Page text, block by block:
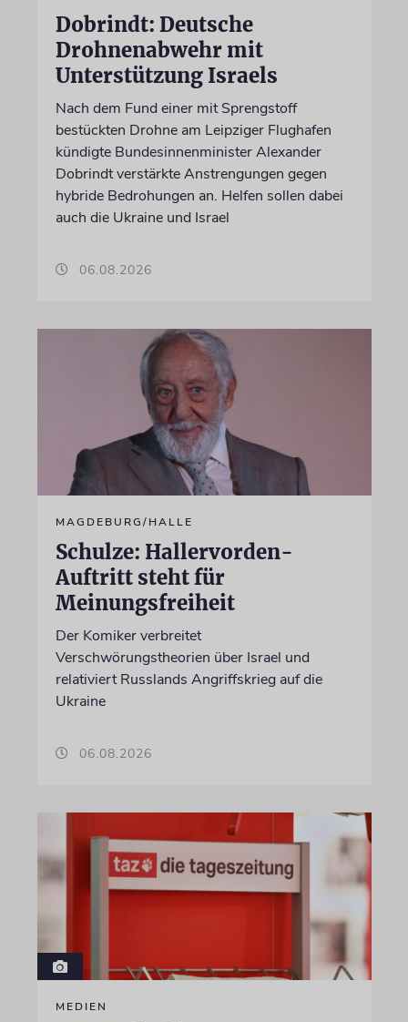
Dobrindt: Deutsche
Drohnenabwehr mit
Unterstützung Israels
Nach dem Fund einer mit Sprengstoff
bestückten Drohne am Leipziger Flughafen
kündigte Bundesinnenminister Alexander
Dobrindt verstärkte Anstrengungen gegen
hybride Bedrohungen an. Helfen sollen dabei
auch die Ukraine und Israel
06.08.2026
MAGDEBURG/HALLE
Schulze: Hallervorden-
Auftritt steht für
Meinungsfreiheit
Der Komiker verbreitet
Verschwörungstheorien über Israel und
relativiert Russlands Angriffskrieg auf die
Ukraine
06.08.2026
MEDIEN